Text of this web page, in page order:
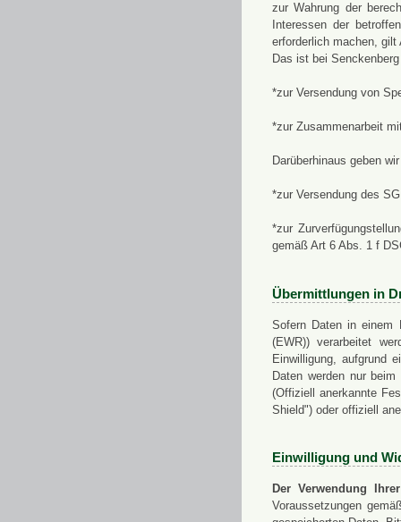
zur Wahrung der
Interessen der
erforderlich machen,
Das ist bei
*zur Versendung von
*zur Zusammenarbeit
Darüberhinaus geben
*zur Versendung des
*zur
gemäß Art 6 Abs. 1 f
Übermittlungen in
Sofern Daten in einem
(EWR)) verarbeitet
Einwilligung, aufgrund
Daten werden nur
(Offiziell anerkannte
Shield") oder offiziell
Einwilligung und
Der Verwendung
Voraussetzungen